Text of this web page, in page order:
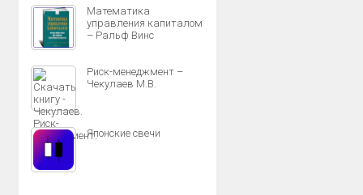
Математика
управления капиталом
– Ральф Винс
Риск-менеджмент –
Чекулаев М.В.
Японские свечи